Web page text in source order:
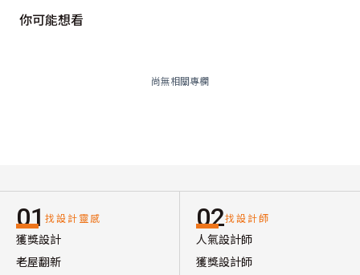
你可能想看
尚無相關專欄
01 找設計靈感
獲獎設計
老屋翻新
02找設計師
人氣設計師
獲獎設計師